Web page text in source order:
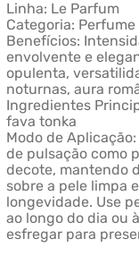
Linha: Le Parfum
Categoria: Perfume
Benefícios:
envolvente e
opulenta,
noturnas, aura
Ingredientes
fava tonka
Modo de
de pulsação como
decote, mantendo
sobre a pele limpa
longevidade. Use
ao longo do dia ou
esfregar para